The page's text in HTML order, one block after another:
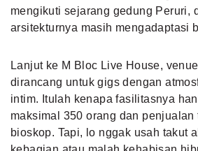
mengikuti sejarang gedung Peruri,
arsitekturnya masih mengadaptasi
Lanjut ke M Bloc Live House,
dirancang untuk gigs dengan
intim. Itulah kenapa fasilitasnya
maksimal 350 orang dan
bioskop. Tapi, lo nggak usah takut